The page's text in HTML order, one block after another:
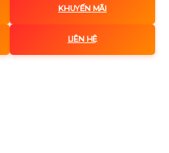
KHUYẾN MÃI
LIÊN HỆ